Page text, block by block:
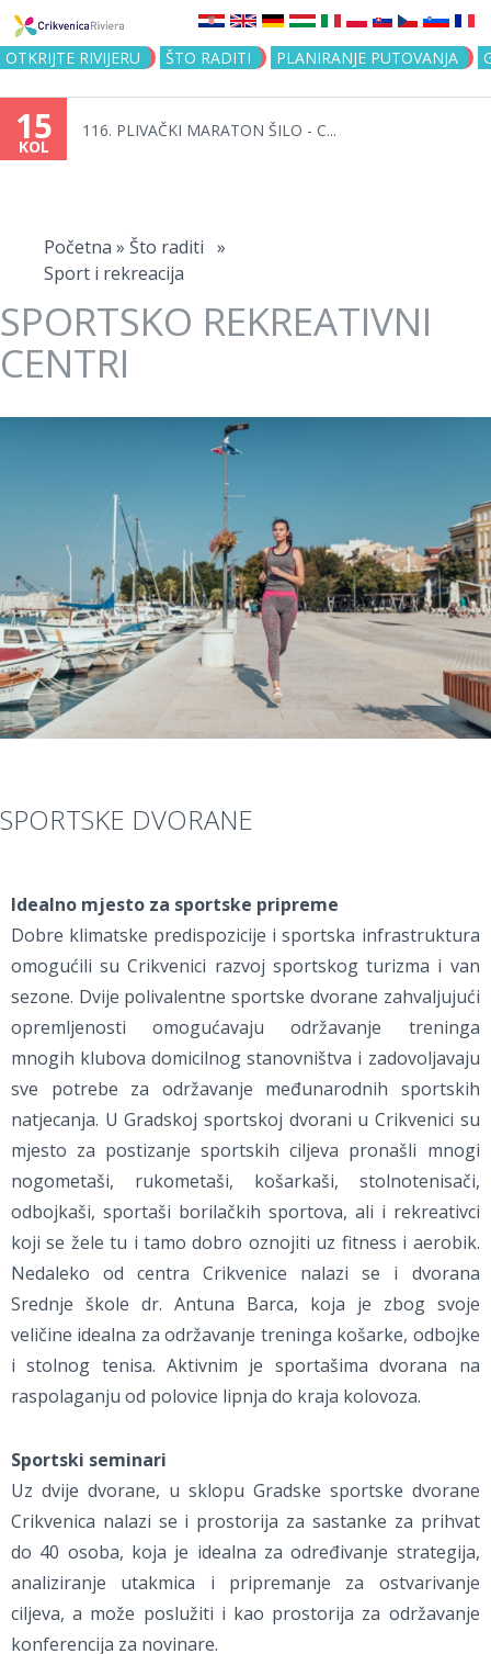
Jump to navigation
OTKRIJTE RIVIJERU ŠTO RADITI PLANIRANJE PUTOVANJA
15
KOL
116. PLIVAČKI MARATON ŠILO - C...
ovdje
Početna » Što raditi »
Sport i rekreacija
SPORTSKO REKREATIVNI
CENTRI
SPORTSKE DVORANE
Idealno mjesto za sportske pripreme
Dobre klimatske predispozicije i sportska infrastruktura
omogućili su Crikvenici razvoj sportskog turizma i van
sezone. Dvije polivalentne sportske dvorane zahvaljujući
opremljenosti omogućavaju održavanje treninga
mnogih klubova domicilnog stanovništva i zadovoljavaju
sve potrebe za održavanje međunarodnih sportskih
natjecanja. U Gradskoj sportskoj dvorani u Crikvenici su
mjesto za postizanje sportskih ciljeva pronašli mnogi
nogometaši, rukometaši, košarkaši, stolnotenisači,
odbojkaši, sportaši borilačkih sportova, ali i rekreativci
koji se žele tu i tamo dobro oznojiti uz fitness i aerobik.
Nedaleko od centra Crikvenice nalazi se i dvorana
Srednje škole dr. Antuna Barca, koja je zbog svoje
veličine idealna za održavanje treninga košarke, odbojke
i stolnog tenisa. Aktivnim je sportašima dvorana na
raspolaganju od polovice lipnja do kraja kolovoza.
Sportski seminari
Uz dvije dvorane, u sklopu Gradske sportske dvorane
Crikvenica nalazi se i prostorija za sastanke za prihvat
do 40 osoba, koja je idealna za određivanje strategija,
analiziranje utakmica i pripremanje za ostvarivanje
ciljeva, a može poslužiti i kao prostorija za održavanje
konferencija za novinare.